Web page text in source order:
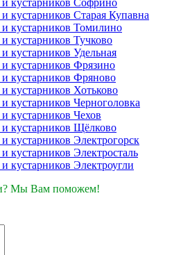
кустарников Софрино
кустарников Старая Купавна
кустарников Томилино
кустарников Тучково
кустарников Удельная
кустарников Фрязино
кустарников Фряново
кустарников Хотьково
кустарников Черноголовка
кустарников Чехов
кустарников Щёлково
кустарников Электрогорск
кустарников Электросталь
кустарников Электроугли
Мы Вам поможем!